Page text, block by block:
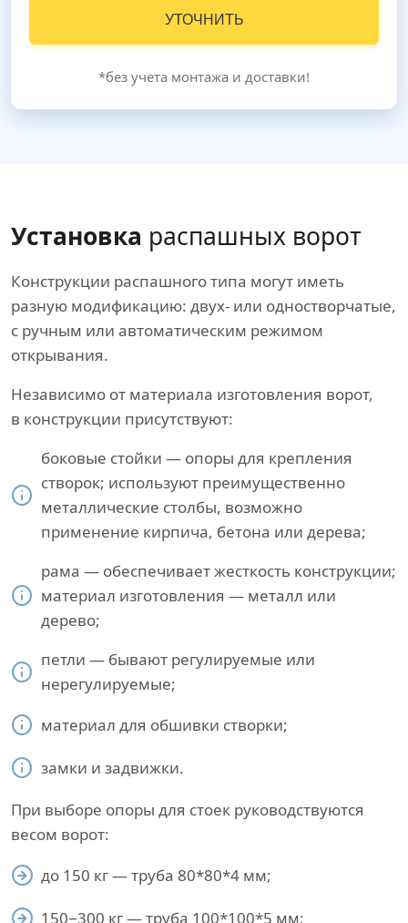
УТОЧНИТЬ
*без учета монтажа и доставки!
Установка распашных ворот
Конструкции распашного типа могут иметь
разную модификацию: двух- или одностворчатые,
с ручным или автоматическим режимом
открывания.
Независимо от материала изготовления ворот,
в конструкции присутствуют:
боковые стойки — опоры для крепления
створок; используют преимущественно
металлические столбы, возможно
применение кирпича, бетона или дерева;
рама — обеспечивает жесткость конструкции;
материал изготовления — металл или
дерево;
петли — бывают регулируемые или
нерегулируемые;
материал для обшивки створки;
замки и задвижки.
При выборе опоры для стоек руководствуются
весом ворот:
до 150 кг — труба 80*80*4 мм;
150−300 кг — труба 100*100*5 мм;